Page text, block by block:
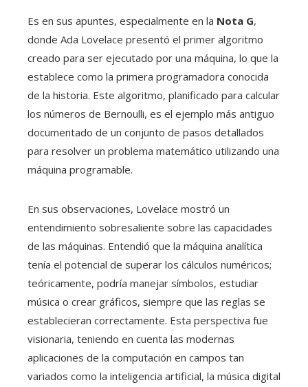
Es en sus apuntes, especialmente en la Nota G,
donde Ada Lovelace presentó el primer algoritmo
creado para ser ejecutado por una máquina, lo que la
establece como la primera programadora conocida
de la historia. Este algoritmo, planificado para calcular
los números de Bernoulli, es el ejemplo más antiguo
documentado de un conjunto de pasos detallados
para resolver un problema matemático utilizando una
máquina programable.
En sus observaciones, Lovelace mostró un
entendimiento sobresaliente sobre las capacidades
de las máquinas. Entendió que la máquina analítica
tenía el potencial de superar los cálculos numéricos;
teóricamente, podría manejar símbolos, estudiar
música o crear gráficos, siempre que las reglas se
establecieran correctamente. Esta perspectiva fue
visionaria, teniendo en cuenta las modernas
aplicaciones de la computación en campos tan
variados como la inteligencia artificial, la música digital